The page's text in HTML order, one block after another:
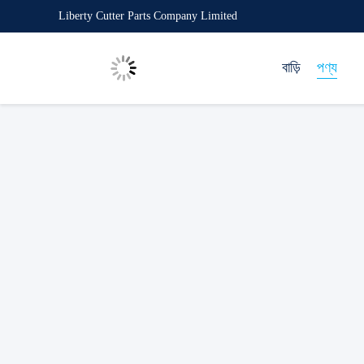
Liberty Cutter Parts Company Limited
বাড়ি পণ্য